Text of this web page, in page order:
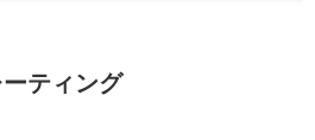
ティング